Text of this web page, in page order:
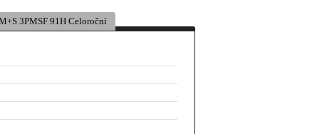
3PMSF 91H Celoroční